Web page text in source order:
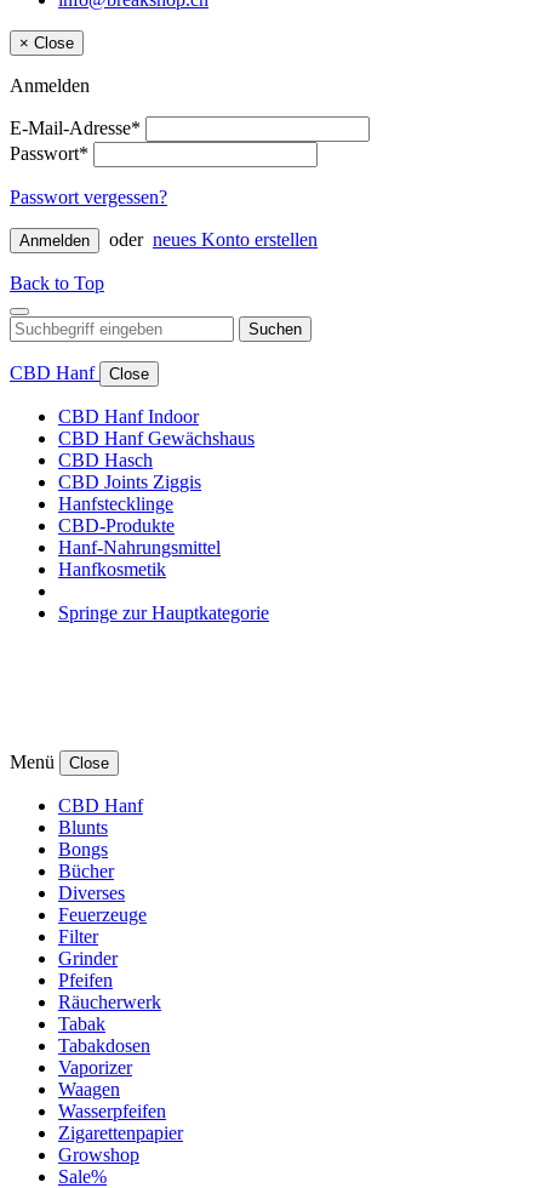
× Close
Anmelden
E-Mail-Adresse*
Passwort*
Passwort vergessen?
Anmelden oder neues Konto erstellen
Back to Top
Suchen
CBD Hanf Close
CBD Hanf Indoor
CBD Hanf Gewächshaus
CBD Hasch
CBD Joints Ziggis
Hanfstecklinge
CBD-Produkte
Hanf-Nahrungsmittel
Hanfkosmetik
Springe zur Hauptkategorie
Menü Close
CBD Hanf
Blunts
Bongs
Bücher
Diverses
Feuerzeuge
Filter
Grinder
Pfeifen
Räucherwerk
Tabak
Tabakdosen
Vaporizer
Waagen
Wasserpfeifen
Zigarettenpapier
Growshop
Sale%